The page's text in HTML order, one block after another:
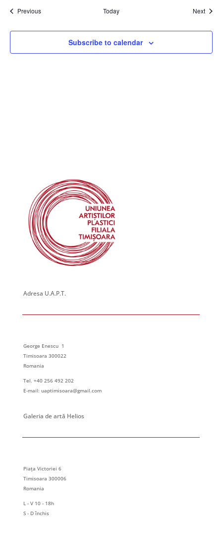
PreviousEvents Today Next
Subscribe to calendar
Adresa U.A.P.T.
George Enescu 1
Timisoara 300022
Romania
Tel. +40 256 492 202
E-mail: uaptimisoara@gmail.com
Galeria de artă Helios
Piața Victoriei 6
Timisoara 300006
Romania
L - V 10 - 18h
S - D închis